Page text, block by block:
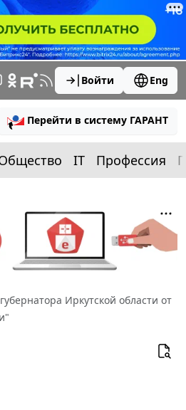
Войти Eng
Перейти в систему ГАРАНТ
IT Профессия
Иркутской области от